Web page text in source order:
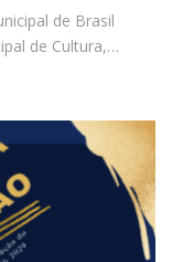
de Brasil
de Cultura,…